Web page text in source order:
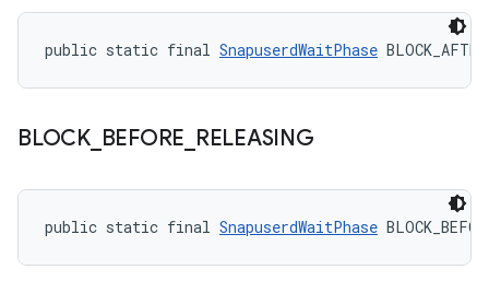
public static final SnapuserdWaitPhase
BLOCK_ BEFORE RELEASING
public static final SnapuserdWaitPhase